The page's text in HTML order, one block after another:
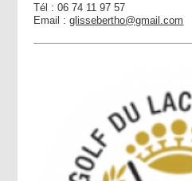
Tél : 06 74 11 97 57
Email :glissebertho@gmail.com